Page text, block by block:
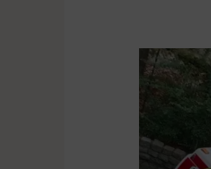
Powiat
Poznański
przekazał
dwie
karetki
dla